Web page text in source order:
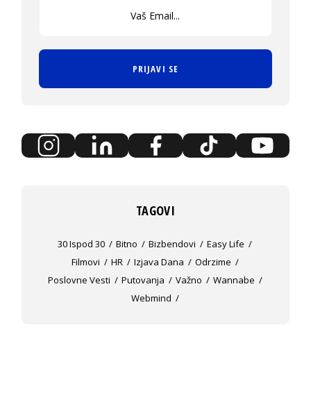
PRIJAVI SE
TAGOVI
30 Ispod 30 Bitno Bizbendovi
Easy Life
Filmovi
HR Izjava Dana
Odrzime
Poslovne Vesti
Putovanja Važno
Wannabe
Webmind